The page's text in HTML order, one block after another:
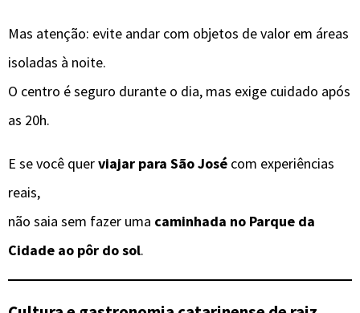
Mas atenção: evite andar com objetos de valor em áreas
isoladas à noite.
O centro é seguro durante o dia, mas exige cuidado após
as 20h.
E se você querviajar para São José com experiências
reais,
não saia sem fazer uma caminhada no Parque da
Cidade ao pôr do sol.